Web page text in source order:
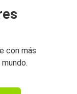
con más